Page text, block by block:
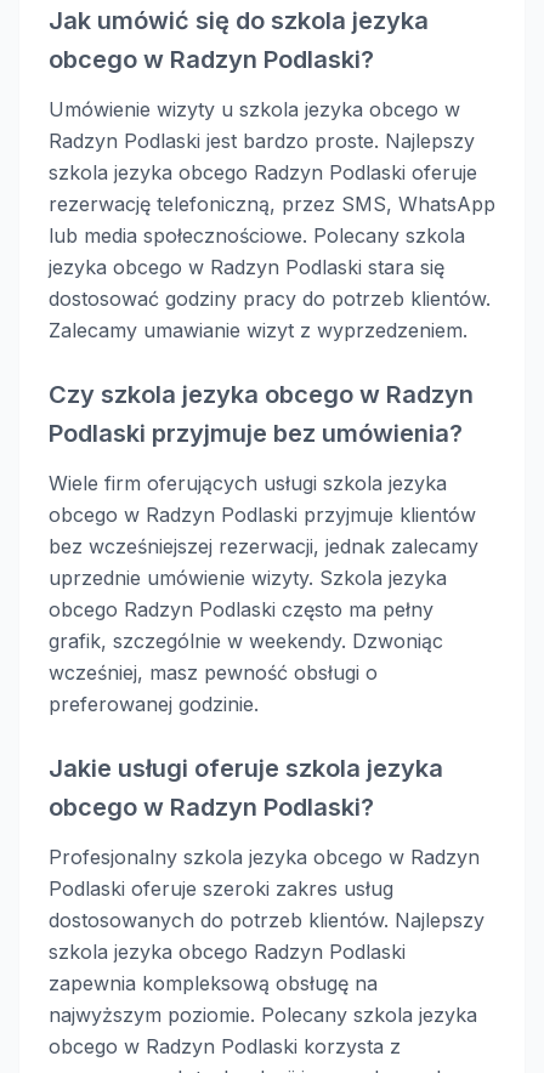
Jak umówić się do szkola jezyka
obcego w Radzyn Podlaski?
Umówienie wizyty u szkola jezyka obcego w
Radzyn Podlaski jest bardzo proste. Najlepszy
szkola jezyka obcego Radzyn Podlaski oferuje
rezerwację telefoniczną, przez SMS, WhatsApp
lub media społecznościowe. Polecany szkola
jezyka obcego w Radzyn Podlaski stara się
dostosować godziny pracy do potrzeb klientów.
Zalecamy umawianie wizyt z wyprzedzeniem.
Czy szkola jezyka obcego w Radzyn
Podlaski przyjmuje bez umówienia?
Wiele firm oferujących usługi szkola jezyka
obcego w Radzyn Podlaski przyjmuje klientów
bez wcześniejszej rezerwacji, jednak zalecamy
uprzednie umówienie wizyty. Szkola jezyka
obcego Radzyn Podlaski często ma pełny
grafik, szczególnie w weekendy. Dzwoniąc
wcześniej, masz pewność obsługi o
preferowanej godzinie.
Jakie usługi oferuje szkola jezyka
obcego w Radzyn Podlaski?
Profesjonalny szkola jezyka obcego w Radzyn
Podlaski oferuje szeroki zakres usług
dostosowanych do potrzeb klientów. Najlepszy
szkola jezyka obcego Radzyn Podlaski
zapewnia kompleksową obsługę na
najwyższym poziomie. Polecany szkola jezyka
obcego w Radzyn Podlaski korzysta z